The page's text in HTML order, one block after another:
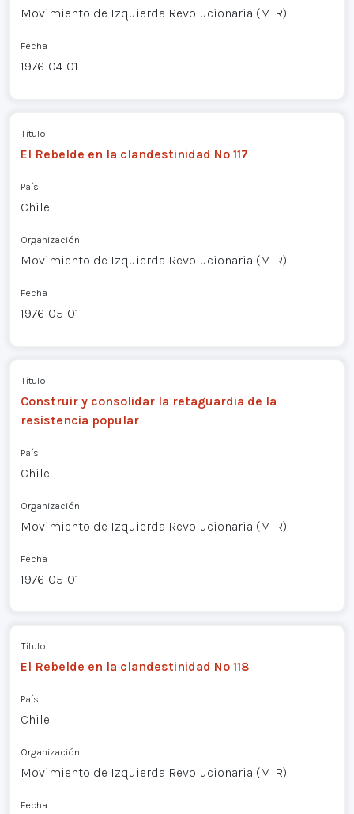
Movimiento de Izquierda Revolucionaria (MIR)
Fecha
1976-04-01
Título
El Rebelde en la clandestinidad Nº 117
País
Chile
Organización
Movimiento de Izquierda Revolucionaria (MIR)
Fecha
1976-05-01
Título
Construir y consolidar la retaguardia de la
resistencia popular
País
Chile
Organización
Movimiento de Izquierda Revolucionaria (MIR)
Fecha
1976-05-01
Título
El Rebelde en la clandestinidad Nº 118
País
Chile
Organización
Movimiento de Izquierda Revolucionaria (MIR)
Fecha